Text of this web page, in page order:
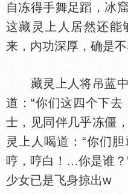
自冻得手舞足蹈，冰
这藏灵上人居然还能
来，内功深厚，确是
藏灵上人将吊蓝中
道：“你们这四个下去
士，见同伴几乎冻僵
灵上人喝道：“你们
哼，哼白！…你是谁？
少女已是飞身掠出w